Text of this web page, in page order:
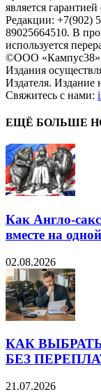
является
Редакции: +7(902)
89025664510. В
используется
©ООО «Кампус38»
Издания
Издателя. Издание
Свяжитесь с нами:
ЕЩЁ БОЛЬШЕ
Как Англо-
вместе на
02.08.2026
КАК
БЕЗ
21.07.2026